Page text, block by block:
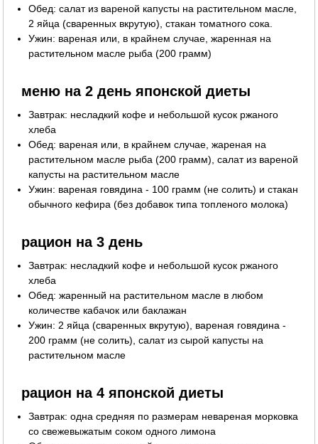
Обед: салат из вареной капусты на растительном масле,
2 яйца (сваренных вкрутую), стакан томатного сока.
Ужин: вареная или, в крайнем случае, жаренная на
растительном масле рыба (200 грамм)
меню на 2 день японской диеты
Завтрак: несладкий кофе и небольшой кусок ржаного
хлеба
Обед: вареная или, в крайнем случае, жареная на
растительном масле рыба (200 грамм), салат из вареной
капусты на растительном масле
Ужин: вареная говядина - 100 грамм (не солить) и стакан
обычного кефира (без добавок типа топленого молока)
рацион на 3 день
Завтрак: несладкий кофе и небольшой кусок ржаного
хлеба
Обед: жаренный на растительном масле в любом
количестве кабачок или баклажан
Ужин: 2 яйца (сваренных вкрутую), вареная говядина -
200 грамм (не солить), салат из сырой капусты на
растительном масле
рацион на 4 японской диеты
Завтрак: одна средняя по размерам невареная морковка
со свежевыжатым соком одного лимона